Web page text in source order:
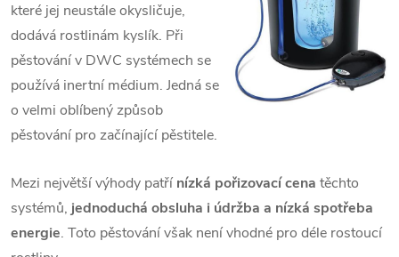
které jej neustále okysličuje,
dodává rostlinám kyslík. Při
pěstování v DWC systémech se
používá inertní médium. Jedná se
o velmi oblíbený způsob
pěstování pro začínající pěstitele.
Mezi největší výhody patří nízká pořizovací cena těchto
systémů, jednoduchá obsluha i údržba a nízká spotřeba
energie. Toto pěstování však není vhodné pro déle rostoucí